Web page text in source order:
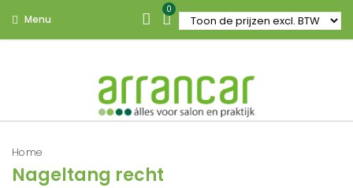
Menu
0
Home
Nageltang recht